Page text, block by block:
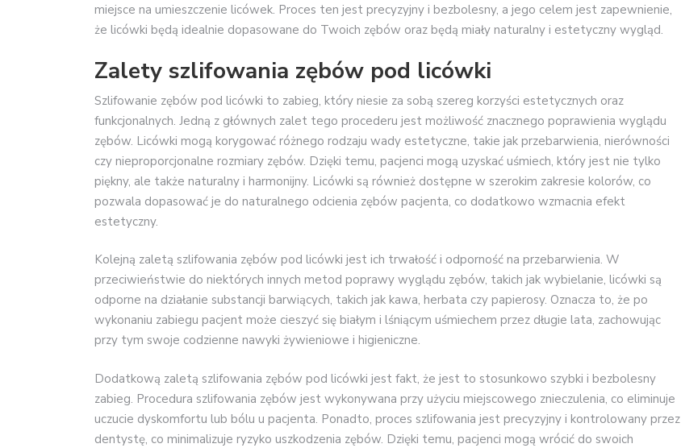
miejsce na umieszczenie licówek. Proces ten jest precyzyjny i bezbolesny, a jego celem jest zapewnienie,
że licówki będą idealnie dopasowane do Twoich zębów oraz będą miały naturalny i estetyczny wygląd.
Zalety szlifowania zębów pod licówki
Szlifowanie zębów pod licówki to zabieg, który niesie za sobą szereg korzyści estetycznych oraz
funkcjonalnych. Jedną z głównych zalet tego procederu jest możliwość znacznego poprawienia wyglądu
zębów. Licówki mogą korygować różnego rodzaju wady estetyczne, takie jak przebarwienia, nierówności
czy nieproporcjonalne rozmiary zębów. Dzięki temu, pacjenci mogą uzyskać uśmiech, który jest nie tylko
piękny, ale także naturalny i harmonijny. Licówki są również dostępne w szerokim zakresie kolorów, co
pozwala dopasować je do naturalnego odcienia zębów pacjenta, co dodatkowo wzmacnia efekt
estetyczny.
Kolejną zaletą szlifowania zębów pod licówki jest ich trwałość i odporność na przebarwienia. W
przeciwieństwie do niektórych innych metod poprawy wyglądu zębów, takich jak wybielanie, licówki są
odporne na działanie substancji barwiących, takich jak kawa, herbata czy papierosy. Oznacza to, że po
wykonaniu zabiegu pacjent może cieszyć się białym i lśniącym uśmiechem przez długie lata, zachowując
przy tym swoje codzienne nawyki żywieniowe i higieniczne.
Dodatkową zaletą szlifowania zębów pod licówki jest fakt, że jest to stosunkowo szybki i bezbolesny
zabieg. Procedura szlifowania zębów jest wykonywana przy użyciu miejscowego znieczulenia, co eliminuje
uczucie dyskomfortu lub bólu u pacjenta. Ponadto, proces szlifowania jest precyzyjny i kontrolowany przez
dentystę, co minimalizuje ryzyko uszkodzenia zębów. Dzięki temu, pacjenci mogą wrócić do swoich